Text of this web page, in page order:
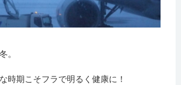
。
時期こそフラで明るく健康に！